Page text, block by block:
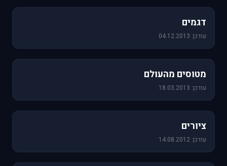
דגמים
עודכן: 04.12.2013
מטוסים מהעולם
עודכן: 18.03.2013
ציורים
עודכן: 14.08.2012